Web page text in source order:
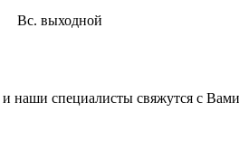
Вс. выходной
наши специалисты свяжутся с